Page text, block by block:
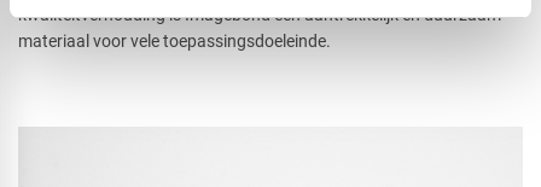
kwaliteitverhouding is Imagebond een aantrekkelijk en duurzaam
materiaal voor vele toepassingsdoeleinde.